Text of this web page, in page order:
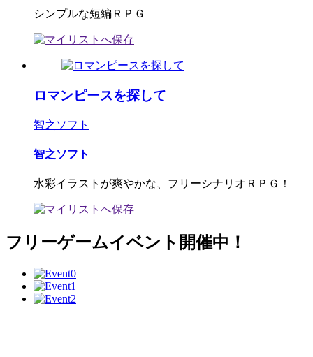
シンプルな短編ＲＰＧ
ロマンピースを探して
智之ソフト
智之ソフト
水彩イラストが爽やかな、フリーシナリオＲＰＧ！
フリーゲームイベント開催中！